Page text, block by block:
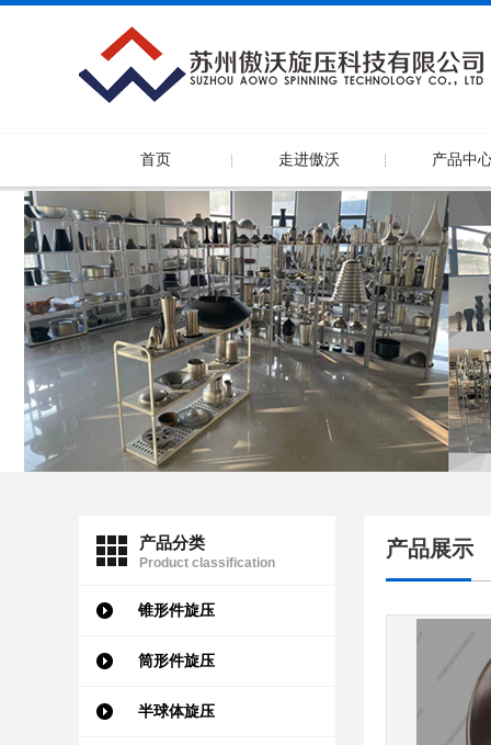
首页 走进傲沃 产品中
产品分类
Product classification
锥形件旋压
筒形件旋压
半球体旋压
产品展示